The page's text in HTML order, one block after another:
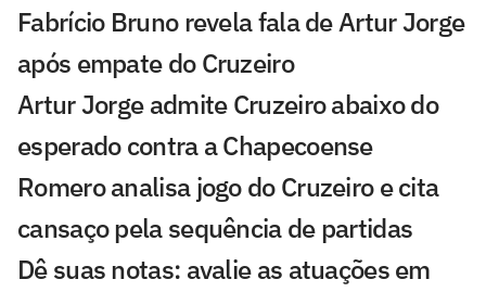
Fabrício Bruno revela fala de Artur Jorge
após empate do Cruzeiro
Artur Jorge admite Cruzeiro abaixo do
esperado contra a Chapecoense
Romero analisa jogo do Cruzeiro e cita
cansaço pela sequência de partidas
Dê suas notas: avalie as atuações em